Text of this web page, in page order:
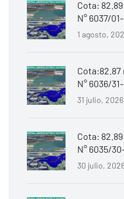
Cota:
N° 6037/
1 agosto,
N° 6036/
31 julio, 2026
Cota:
N° 6035/
30 julio,